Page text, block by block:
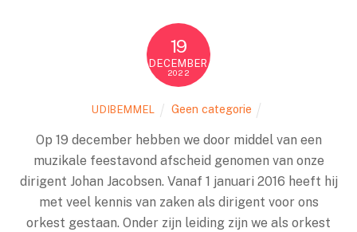
19
DECEMBER
2022
UDIBEMMEL Geen categorie
Op 19 december hebben we door middel van een
muzikale feestavond afscheid genomen van onze
dirigent Johan Jacobsen. Vanaf 1 januari 2016 heeft hij
met veel kennis van zaken als dirigent voor ons
orkest gestaan. Onder zijn leiding zijn we als orkest